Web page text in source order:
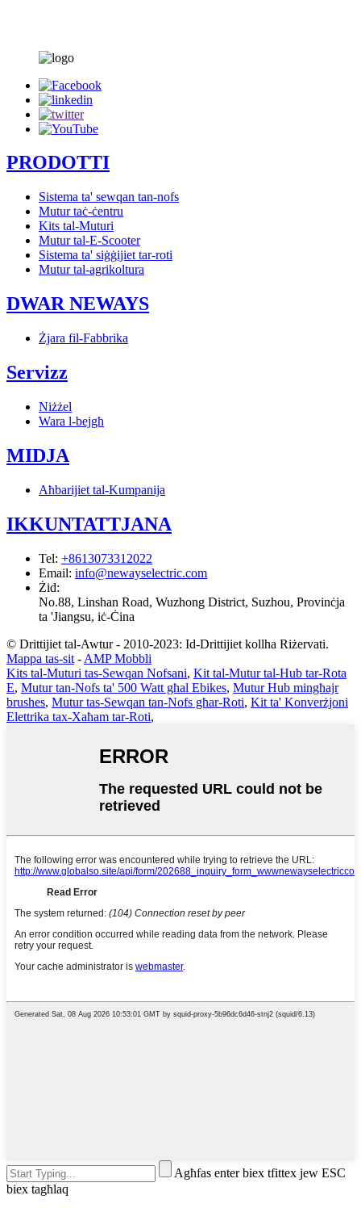
PRODOTTI
Sistema ta' sewqan tan-nofs
Mutur taċ-ċentru
Kits tal-Muturi
Mutur tal-E-Scooter
Sistema ta' siġġijiet tar-roti
Mutur tal-agrikoltura
DWAR NEWAYS
Żjara fil-Fabbrika
Servizz
Niżżel
Wara l-bejgħ
MIDJA
Aħbarijiet tal-Kumpanija
IKKUNTATTJANA
Tel: +8613073312022
Email: info@newayselectric.com
Żid:
No.88, Linshan Road, Wuzhong District, Suzhou, Provinċja
ta 'Jiangsu, iċ-Ċina
© Drittijiet tal-Awtur - 2010-2023: Id-Drittijiet kollha Riżervati.
Mappa tas-sit - AMP Mobbli
Kits tal-Muturi tas-Sewqan Nofsani, Kit tal-Mutur tal-Hub tar-Rota
E, Mutur tan-Nofs ta' 500 Watt għal Ebikes, Mutur Hub mingħajr
brushes, Mutur tas-Sewqan tan-Nofs għar-Roti, Kit ta' Konverżjoni
Elettrika tax-Xaħam tar-Roti,
Agħfas enter biex tfittex jew ESC
biex tagħlaq